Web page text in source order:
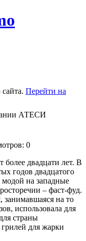
Перейти на
АТЕСИ
0
более двадцати лет. В
годов двадцатого
на западные
– фаст-фуд.
на то
использовала для
страны
для жарки